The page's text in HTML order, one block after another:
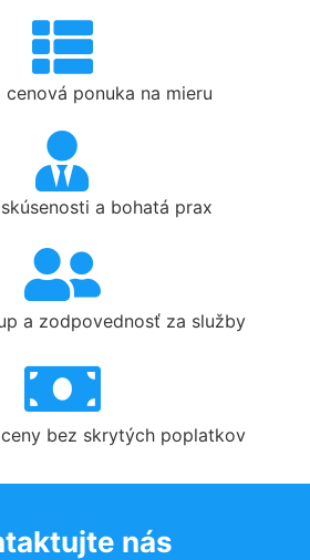
cenová ponuka na mieru
a bohatá prax
a zodpovednosť za služby
bez skrytých poplatkov
nás